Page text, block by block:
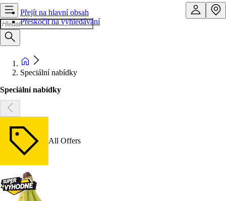
Přejít na hlavní obsah
Přeskočit na vyhledávání
Speciální nabídky
Speciální nabídky
All Offers